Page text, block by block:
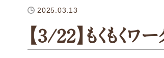
ぎふの木ネットの家
住宅ストック事業
補助金・お得情報
2025.03.13
【3/22】もくもく